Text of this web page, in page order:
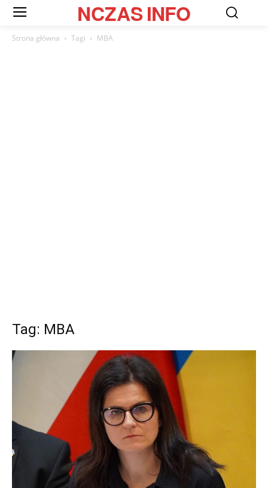
NCZASINFO
Strona główna Tagi MBA
Tag: MBA